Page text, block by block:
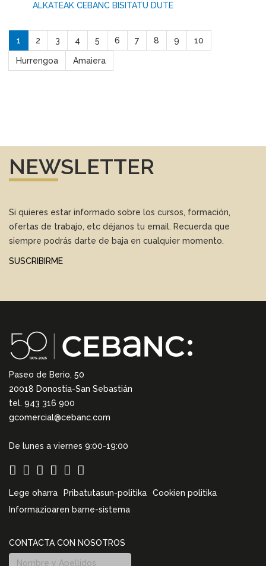
ALKATEAK CEBANC BISITATU DUTE
1 2 3 4 5 6 7 8 9 10
Hurrengoa Amaiera
NEWSLETTER
Si quieres estar informado sobre los cursos, formación,
ofertas de trabajo, etc déjanos tu email. Recuerda que
siempre podrás darte de baja en cualquier momento.
SUSCRIBIRME
Paseo de Berio, 50
20018 Donostia-San Sebastián
tel. 943 316 900
gcomercial@cebanc.com
De lunes a viernes 9:00-19:00
Lege oharra Pribatutasun-politika
Cookien politika
Informazioaren barne-sistema
CONTACTA CON NOSOTROS